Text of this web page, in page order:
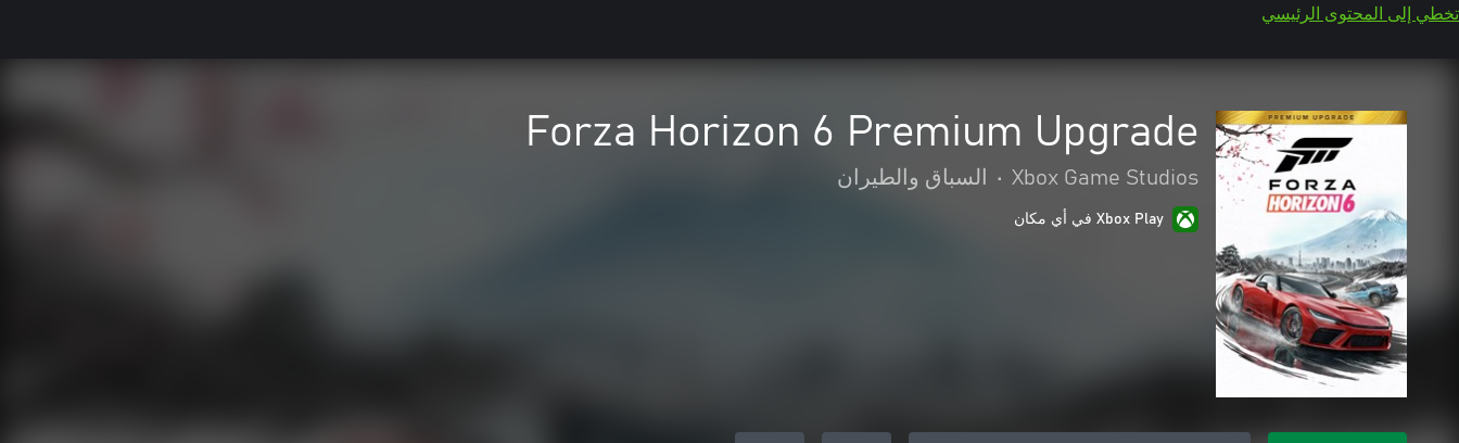
تخطي إلى المحتوى الرئيسي
Forza Horizon 6 Premium Upgrade
Xbox Game Studios
• السباق والطيران
Xbox Play في أي مكان